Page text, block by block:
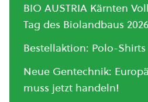
BIO AUSTRIA Kärnten
Tag des Biolandbaus 2026
Bestellaktion: Polo-
Neue Gentechnik:
muss jetzt handeln!